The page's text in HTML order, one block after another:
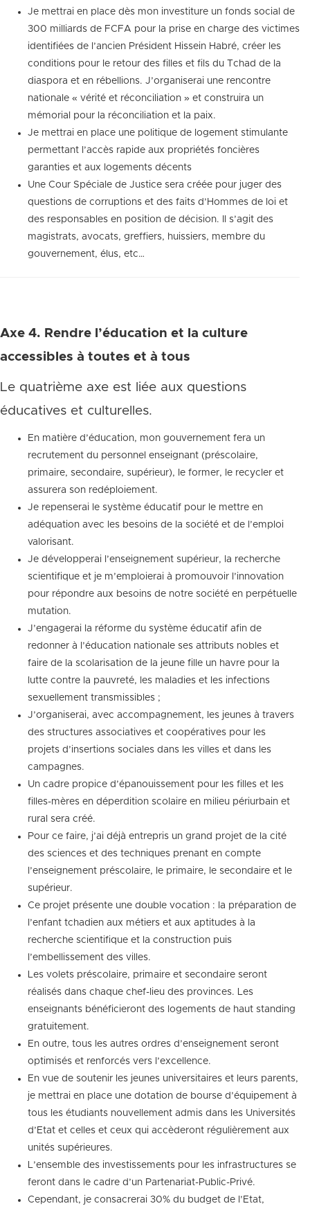
Je mettrai en place dès mon investiture un fonds social de
300 milliards de FCFA pour la prise en charge des victimes
identifiées de l’ancien Président Hissein Habré, créer les
conditions pour le retour des filles et fils du Tchad de la
diaspora et en rébellions. J’organiserai une rencontre
nationale « vérité et réconciliation » et construira un
mémorial pour la réconciliation et la paix.
Je mettrai en place une politique de logement stimulante
permettant l’accès rapide aux propriétés foncières
garanties et aux logements décents
Une Cour Spéciale de Justice sera créée pour juger des
questions de corruptions et des faits d’Hommes de loi et
des responsables en position de décision. Il s’agit des
magistrats, avocats, greffiers, huissiers, membre du
gouvernement, élus, etc…
Axe 4. Rendre l’éducation et la culture
accessibles à toutes et à tous
Le quatrième axe est liée aux questions
éducatives et culturelles.
En matière d’éducation, mon gouvernement fera un
recrutement du personnel enseignant (préscolaire,
primaire, secondaire, supérieur), le former, le recycler et
assurera son redéploiement.
Je repenserai le système éducatif pour le mettre en
adéquation avec les besoins de la société et de l’emploi
valorisant.
Je développerai l’enseignement supérieur, la recherche
scientifique et je m’emploierai à promouvoir l’innovation
pour répondre aux besoins de notre société en perpétuelle
mutation.
J’engagerai la réforme du système éducatif afin de
redonner à l’éducation nationale ses attributs nobles et
faire de la scolarisation de la jeune fille un havre pour la
lutte contre la pauvreté, les maladies et les infections
sexuellement transmissibles ;
J’organiserai, avec accompagnement, les jeunes à travers
des structures associatives et coopératives pour les
projets d’insertions sociales dans les villes et dans les
campagnes.
Un cadre propice d’épanouissement pour les filles et les
filles-mères en déperdition scolaire en milieu périurbain et
rural sera créé.
Pour ce faire, j’ai déjà entrepris un grand projet de la cité
des sciences et des techniques prenant en compte
l’enseignement préscolaire, le primaire, le secondaire et le
supérieur.
Ce projet présente une double vocation : la préparation de
l’enfant tchadien aux métiers et aux aptitudes à la
recherche scientifique et la construction puis
l’embellissement des villes.
Les volets préscolaire, primaire et secondaire seront
réalisés dans chaque chef-lieu des provinces. Les
enseignants bénéficieront des logements de haut standing
gratuitement.
En outre, tous les autres ordres d’enseignement seront
optimisés et renforcés vers l’excellence.
En vue de soutenir les jeunes universitaires et leurs parents,
je mettrai en place une dotation de bourse d’équipement à
tous les étudiants nouvellement admis dans les Universités
d’Etat et celles et ceux qui accèderont régulièrement aux
unités supérieures.
L’ensemble des investissements pour les infrastructures se
feront dans le cadre d’un Partenariat-Public-Privé.
Cependant, je consacrerai 30% du budget de l’Etat,